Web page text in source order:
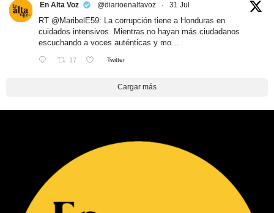
En Alta Voz @diarioenaltavoz · 31 Jul
RT @MaribelE59: La corrupción tiene a Honduras en
cuidados intensivos. Mientras no hayan más ciudadanos
escuchando a voces auténticas y mo…
17 Twitter
Cargar más